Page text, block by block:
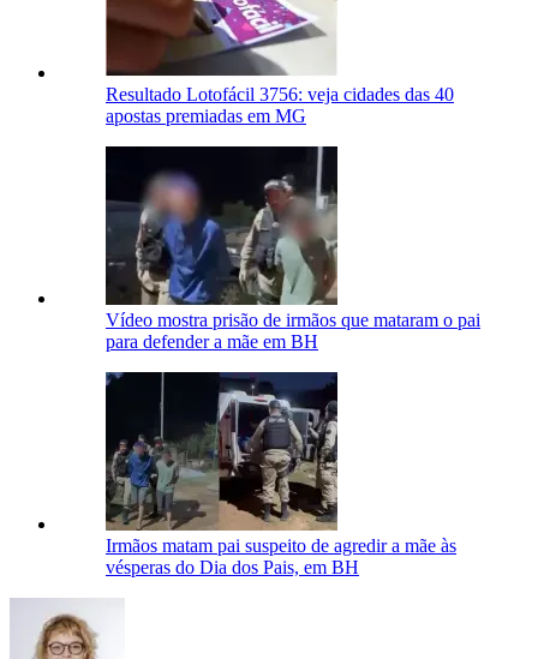
Resultado Lotofácil 3756: veja cidades das 40
apostas premiadas em MG
Vídeo mostra prisão de irmãos que mataram o pai
para defender a mãe em BH
Irmãos matam pai suspeito de agredir a mãe às
vésperas do Dia dos Pais, em BH